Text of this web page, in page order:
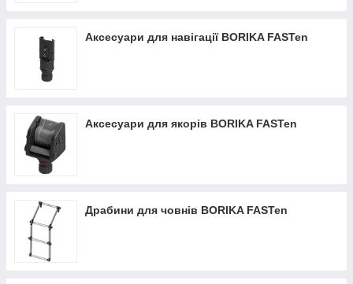
Аксесуари для навігації BORIKA FASTen
Аксесуари для якорів BORIKA FASTen
Драбини для човнів BORIKA FASTen